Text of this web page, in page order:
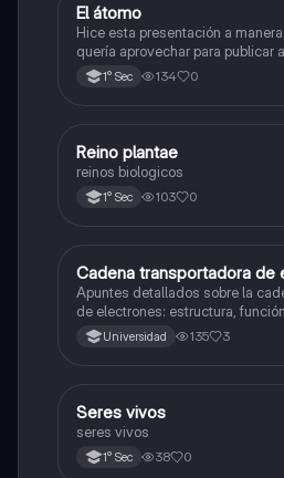
Ciencia y Tecnología
El átomo
Hice esta presentación a
quería aprovechar para publicar
de su agrado , habla del átomo y
solo eso bye
1° Sec 134 0
RCiencia y Tecnología
Reino plantae
reinos biologicos
1° Sec 103 0
Ciencia y Tecnología
Cadena transportadora de
Apuntes detallados sobre la
de electrones: estructura,
bioquímico en la producción de
esquemas y explicaciones
Universidad 135 3
SCiencia y Tecnología
Seres vivos
seres vivos
1° Sec 38 0